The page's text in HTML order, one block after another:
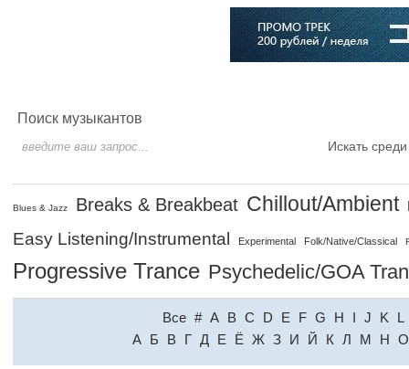
Поиск музыкантов
Искать
Blues & Jazz Breaks & Breakbeat Chillout/Ambient
Easy Listening/Instrumental Experimental Folk/Native/Classical
Progressive Trance Psychedelic/GOA
Все # A B C D E F G H I J K
L
A Б В Г Д Е Ё Ж З И Й К Л М Н О